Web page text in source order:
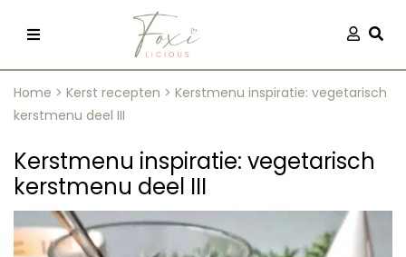
Home > Kerst recepten > Kerstmenu inspiratie: vegetarisch
kerstmenu deel III
Kerstmenu inspiratie: vegetarisch
kerstmenu deel III